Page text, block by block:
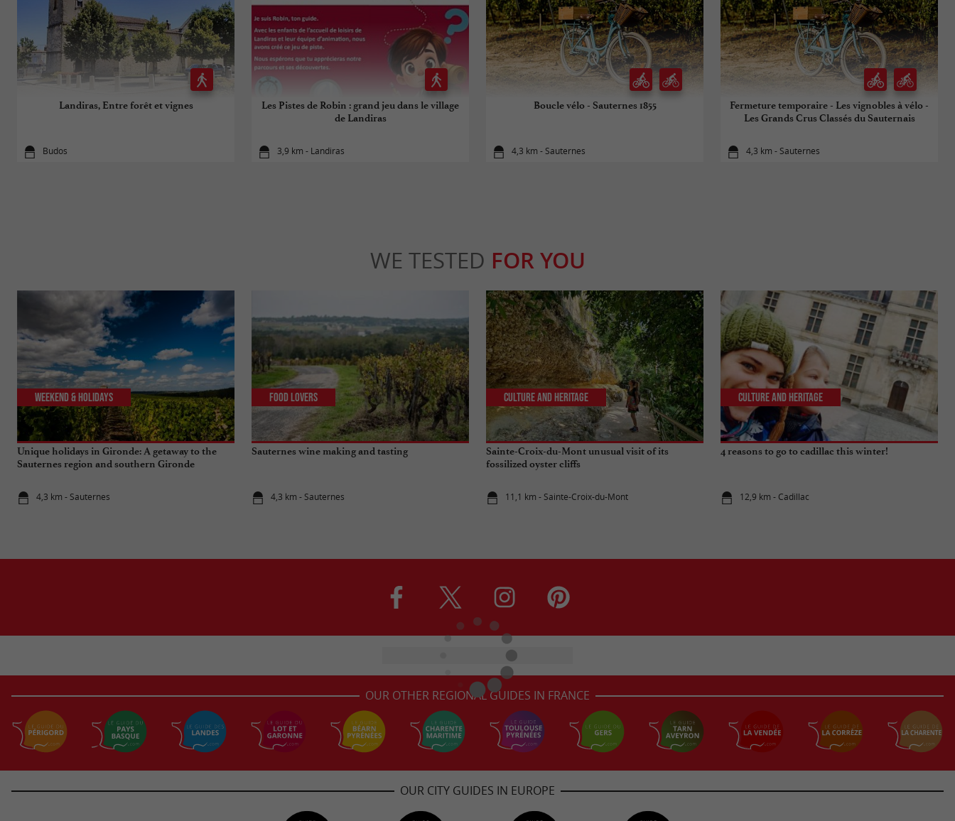
Landiras, Entre forêt et vignes
Budos
Les Pistes de Robin : grand jeu dans le village
de Landiras
3,9 km - Landiras
Boucle vélo - Sauternes 1855
4,3 km - Sauternes
Fermeture temporaire - Les vignobles à vélo -
Les Grands Crus Classés du Sauternais
4,3 km - Sauternes
WE TESTED FOR YOU
Unique holidays in Gironde: A getaway to the
Sauternes region and southern Gironde
4,3 km - Sauternes
Weekend & Holidays
Sauternes wine making and tasting
4,3 km - Sauternes
Food Lovers
Sainte-Croix-du-Mont unusual visit of its
fossilized oyster cliffs
11,1 km - Sainte-Croix-du-Mont
Culture and Heritage
4 reasons to go to cadillac this winter!
12,9 km - Cadillac
Culture and Heritage
OUR OTHER REGIONAL GUIDES IN FRANCE
OUR CITY GUIDES IN EUROPE